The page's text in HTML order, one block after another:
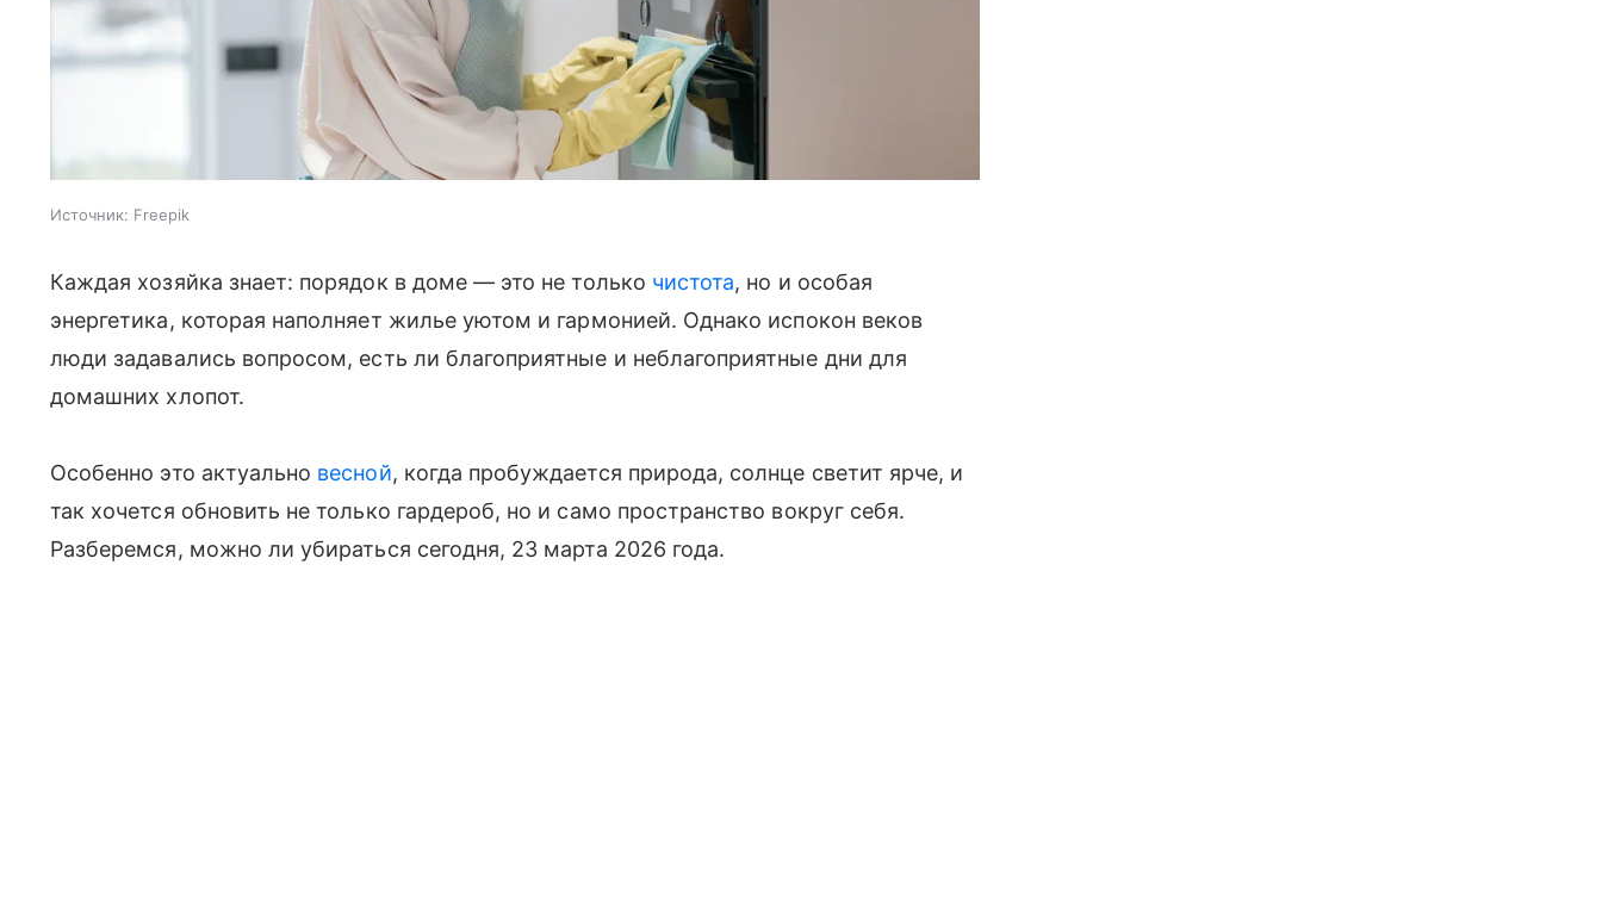
Источник: Freepik
Каждая хозяйка знает: порядок в доме — это не только чистота, но и особая
энергетика, которая наполняет жилье уютом и гармонией. Однако испокон веков
люди задавались вопросом, есть ли благоприятные и неблагоприятные дни для
домашних хлопот.
Особенно это актуально весной, когда пробуждается природа, солнце светит ярче, и
так хочется обновить не только гардероб, но и само пространство вокруг себя.
Разберемся, можно ли убираться сегодня, 23 марта 2026 года.